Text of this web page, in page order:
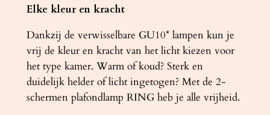
Elke kleur en kracht
Dankzij de verwisselbare GU10* lampen kun je
vrij de kleur en kracht van het licht kiezen voor
het type kamer. Warm of koud? Sterk en
duidelijk helder of licht ingetogen? Met de 2-
schermen plafondlamp RING heb je alle vrijheid.